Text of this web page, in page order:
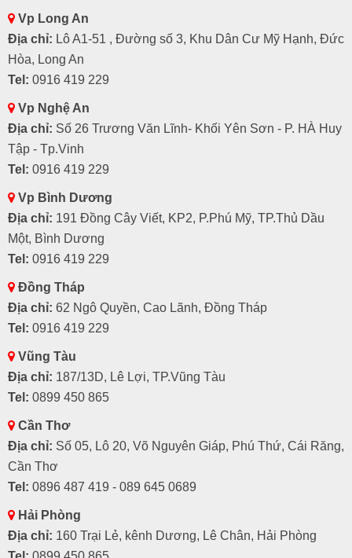
Vp Long An
Địa chỉ: Lô A1-51 , Đường số 3, Khu Dân Cư Mỹ Hạnh, Đức
Hòa, Long An
Tel: 0916 419 229
Vp Nghệ An
Địa chỉ: Số 26 Trương Văn Lĩnh- Khối Yên Sơn - P. HÀ Huy
Tập - Tp.Vinh
Tel: 0916 419 229
Vp Bình Dương
Địa chỉ: 191 Đồng Cây Viết, KP2, P.Phú Mỹ, TP.Thủ Dầu
Một, Bình Dương
Tel: 0916 419 229
Đồng Tháp
Địa chỉ: 62 Ngô Quyền, Cao Lãnh, Đồng Tháp
Tel: 0916 419 229
Vũng Tàu
Địa chỉ: 187/13D, Lê Lợi, TP.Vũng Tàu
Tel: 0899 450 865
Cần Thơ
Địa chỉ: Số 05, Lô 20, Võ Nguyên Giáp, Phú Thứ, Cái Răng,
Cần Thơ
Tel: 0896 487 419 - 089 645 0689
Hải Phòng
Địa chỉ: 160 Trại Lẻ, kênh Dương, Lê Chân, Hải Phòng